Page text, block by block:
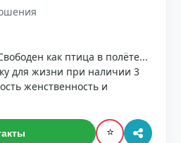
как птица в полёте...
для жизни при наличии 3
женственность и
⭐